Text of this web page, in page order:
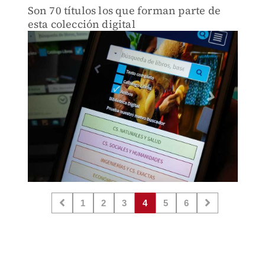
Son 70 títulos los que forman parte de
esta colección digital
1 2 3 4 5 6